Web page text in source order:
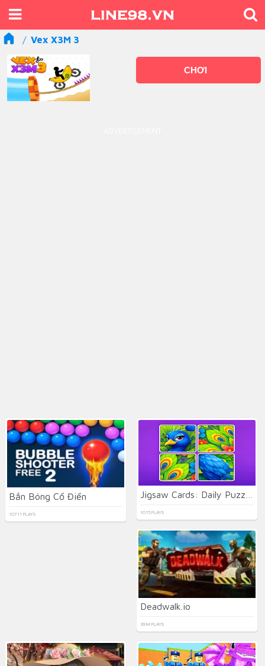
Vex X3M 3
CHƠI
Bắn Bóng Cổ Điển
10711 PLAYS 1015 PLAYS
Deadwalk.io
3934 PLAYS